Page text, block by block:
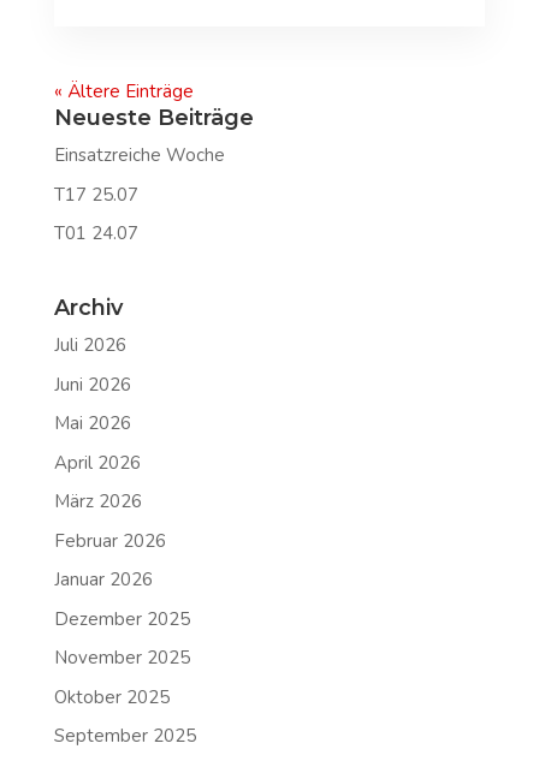
« Ältere Einträge
Neueste Beiträge
Einsatzreiche Woche
T17 25.07
T01 24.07
Archiv
Juli 2026
Juni 2026
Mai 2026
April 2026
März 2026
Februar 2026
Januar 2026
Dezember 2025
November 2025
Oktober 2025
September 2025